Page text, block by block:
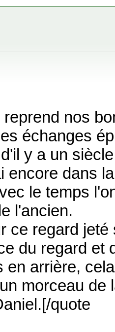
reprend nos
échanges
y a un
encore dans
le temps
l'ancien.
ce regard
du regard et
en arrière,
morceau de
quote